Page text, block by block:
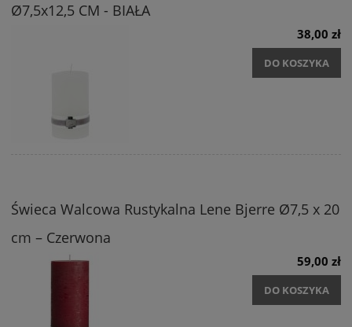
Ø7,5x12,5 CM - BIAŁA
38,00 zł
DO KOSZYKA
Świeca Walcowa Rustykalna Lene Bjerre Ø7,5 x 20
cm – Czerwona
59,00 zł
DO KOSZYKA